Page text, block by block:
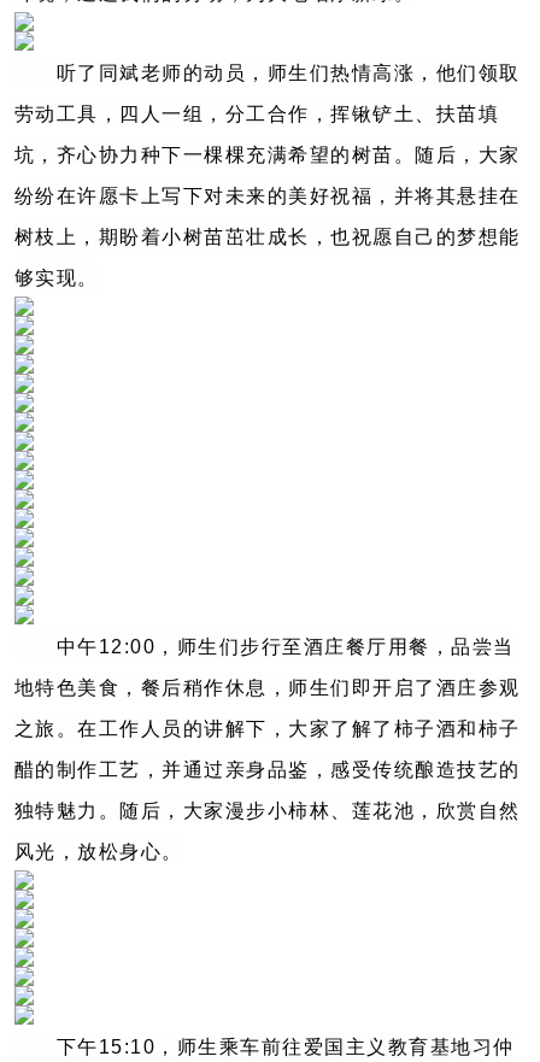
听了同斌老师的动员，师生们热情高涨，他们领取
劳动工具，四人一组，分工合作，挥锹铲土、扶苗填
坑，齐心协力种下一棵棵充满希望的树苗。随后，大家
纷纷在许愿卡上写下对未来的美好祝福，并将其悬挂在
树枝上，期盼着小树苗茁壮成长，也祝愿自己的梦想能
够实现。
中午12:00，师生们步行至酒庄餐厅用餐，品尝当
地特色美食，餐后稍作休息，师生们即开启了酒庄参观
之旅。在工作人员的讲解下，大家了解了柿子酒和柿子
醋的制作工艺，并通过亲身品鉴，感受传统酿造技艺的
独特魅力。随后，大家漫步小柿林、莲花池，欣赏自然
风光，放松身心。
下午15:10，师生乘车前往爱国主义教育基地习仲